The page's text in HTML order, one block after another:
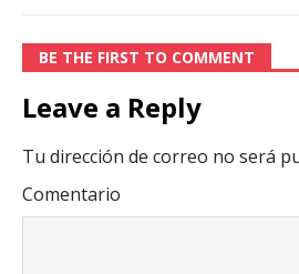
BE THE FIRST TO COMMENT
Leave a Reply
Tu dirección de correo no será
Comentario